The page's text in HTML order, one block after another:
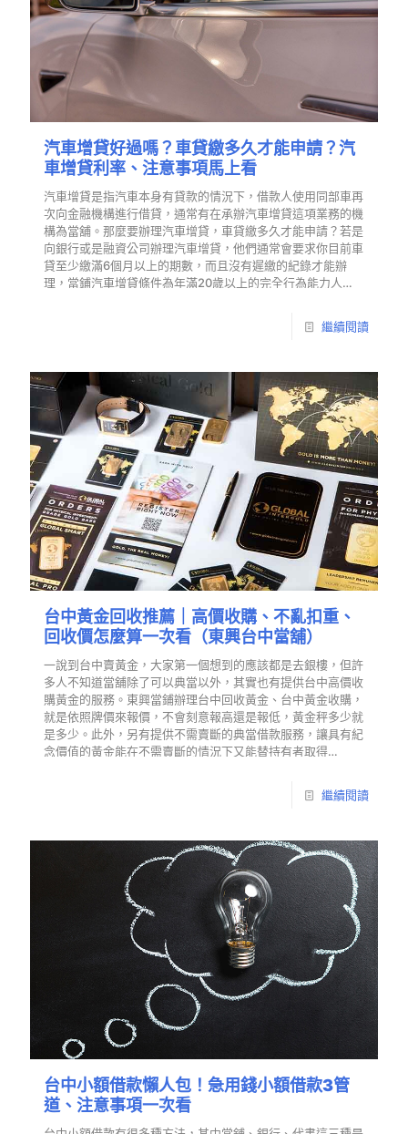
汽車增貸好過嗎？車貸繳多久才能申請？汽
車增貸利率、注意事項馬上看
汽車增貸是指汽車本身有貸款的情況下，借款人使用同部車再
次向金融機構進行借貸，通常有在承辦汽車增貸這項業務的機
構為當舖。那麼要辦理汽車增貸，車貸繳多久才能申請？若是
向銀行或是融資公司辦理汽車增貸，他們通常會要求你目前車
貸至少繳滿6個月以上的期數，而且沒有遲繳的紀錄才能辦
理，當鋪汽車增貸條件為年滿20歲以上的完全行為能力人…
繼續閱讀
台中黃金回收推薦｜高價收購、不亂扣重、
回收價怎麼算一次看（東興台中當舖）
一說到台中賣黃金，大家第一個想到的應該都是去銀樓，但許
多人不知道當舖除了可以典當以外，其實也有提供台中高價收
購黃金的服務。東興當鋪辦理台中回收黃金、台中黃金收購，
就是依照牌價來報價，不會刻意報高還是報低，黃金秤多少就
是多少。此外，另有提供不需賣斷的典當借款服務，讓具有紀
念價值的黃金能在不需賣斷的情況下又能替持有者取得…
繼續閱讀
台中小額借款懶人包！急用錢小額借款3管
道、注意事項一次看